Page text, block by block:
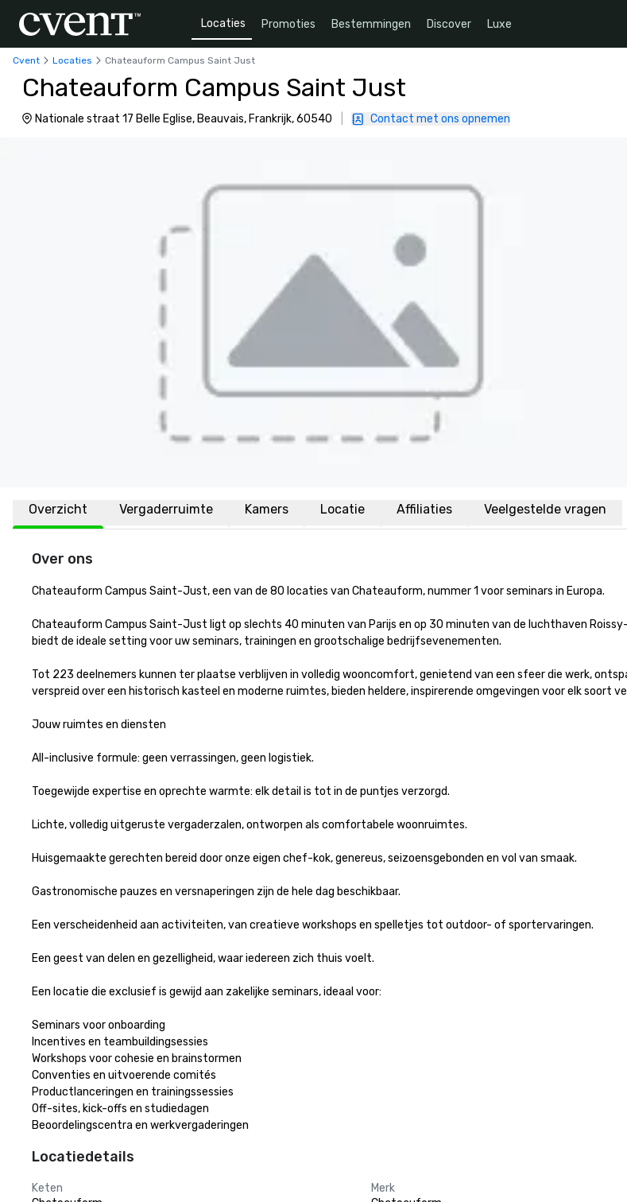
Locaties Promoties Bestemmingen Discover Luxe
Cvent Locaties Chateauform Campus Saint Just
Chateauform Campus Saint Just
Nationale straat 17 Belle Eglise, Beauvais, Frankrijk, 60540 Contact met ons opnemen
Overzicht Vergaderruimte Kamers Locatie Affiliaties Veelgestelde vragen
Over ons
Chateauform Campus Saint-Just, een van de 80 locaties van Chateauform, nummer 1 voor seminars in Europa.
Chateauform Campus Saint-Just ligt op slechts 40 minuten van Parijs en op 30 minuten van de luchthaven
biedt de ideale setting voor uw seminars, trainingen en grootschalige bedrijfsevenementen.
Tot 223 deelnemers kunnen ter plaatse verblijven in volledig wooncomfort, genietend van een sfeer die werk,
verspreid over een historisch kasteel en moderne ruimtes, bieden heldere, inspirerende omgevingen voor elk soort
Jouw ruimtes en diensten
All-inclusive formule: geen verrassingen, geen logistiek.
Toegewijde expertise en oprechte warmte: elk detail is tot in de puntjes verzorgd.
Lichte, volledig uitgeruste vergaderzalen, ontworpen als comfortabele woonruimtes.
Huisgemaakte gerechten bereid door onze eigen chef-kok, genereus, seizoensgebonden en vol van smaak.
Gastronomische pauzes en versnaperingen zijn de hele dag beschikbaar.
Een verscheidenheid aan activiteiten, van creatieve workshops en spelletjes tot outdoor- of sportervaringen.
Een geest van delen en gezelligheid, waar iedereen zich thuis voelt.
Een locatie die exclusief is gewijd aan zakelijke seminars, ideaal voor:
Seminars voor onboarding
Incentives en teambuildingsessies
Workshops voor cohesie en brainstormen
Conventies en uitvoerende comités
Productlanceringen en trainingssessies
Off-sites, kick-offs en studiedagen
Beoordelingscentra en werkvergaderingen
Locatiedetails
Keten
Merk